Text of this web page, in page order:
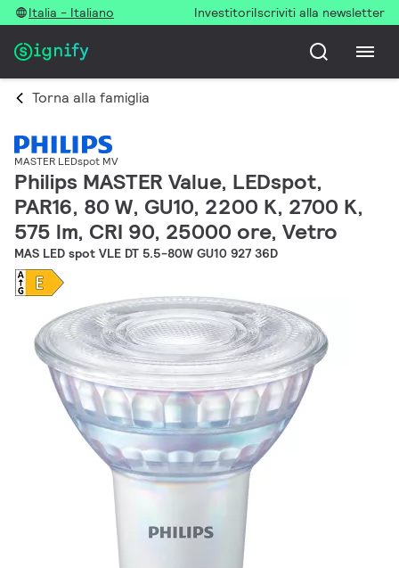
Italia - Italiano InvestitoriIscriviti alla newsletter
Torna alla famiglia
MASTER LEDspot MV
Philips MASTER Value, LEDspot,
PAR16, 80 W, GU10, 2200 K, 2700 K,
575 lm, CRI 90, 25000 ore, Vetro
MAS LED spot VLE DT 5.5-80W GU10 927 36D